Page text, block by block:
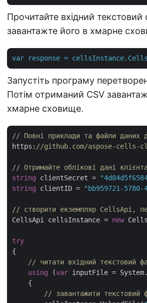
Прочитайте вхідний текстовий
завантажте його в хмарне
var response =
Запустіть програму
Потім отриманий CSV
хмарне сховище.
// Повні приклади та файли даних
https: //github.com/aspose-cells-
// Отримайте облікові дані
string clientSecret =
string clientID = "bb959721-
// створити екземпляр CellsApi,
CellsApi cellsInstance = new
try
{
// читати вхідний текстовий
using (var inputFile =
    {
// завантажити текстовий